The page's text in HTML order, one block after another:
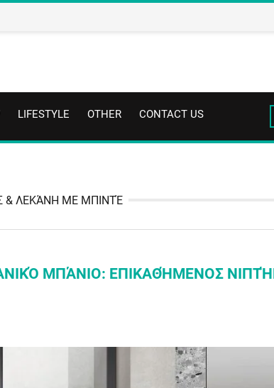
LIFESTYLE OTHER CONTACT US
& ΛΕΚΆΝΗ ΜΕ ΜΠΙΝΤΈ
ΜΠΆΝΙΟ: ΕΠΙΚΑΘΉΜΕΝΟΣ